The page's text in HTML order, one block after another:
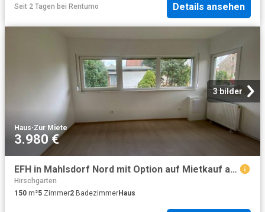
Seit 2 Tagen bei Rentumo Details ansehen
3 bilder
Haus·Zur Miete
3.980 €
EFH in Mahlsdorf Nord mit Option auf Mietkauf abzugeben ohne Kaution
Hirschgarten
150 m²5 Zimmer2 BadezimmerHaus